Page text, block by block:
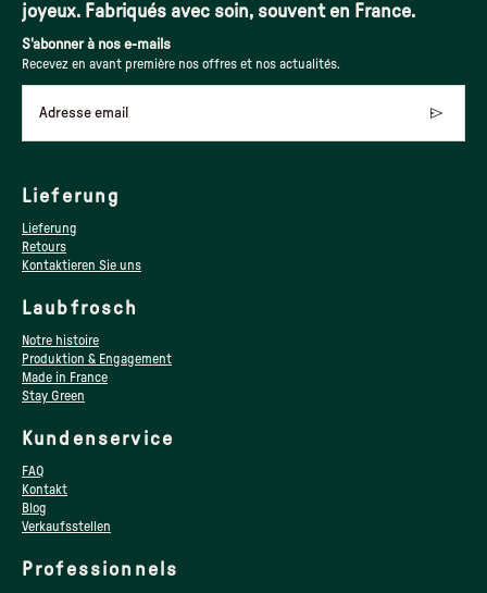
joyeux. Fabriqués avec soin, souvent en France.
S'abonner à nos e-mails
Recevez en avant première nos offres et nos actualités.
Adresse email
Lieferung
Lieferung
Retours
Kontaktieren Sie uns
Laubfrosch
Notre histoire
Produktion & Engagement
Made in France
Stay Green
Kundenservice
FAQ
Kontakt
Blog
Verkaufsstellen
Professionnels